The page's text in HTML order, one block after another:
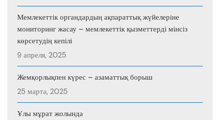
Мемлекеттік органдардың ақпараттық жүйелеріне
мониторинг жасау – мемлекеттік қызметтерді мінсіз
көрсетудің кепілі
9 апреля, 2025
Жемқорлықпен күрес – азаматтық борыш
25 марта, 2025
Ұлы мұрат жолында